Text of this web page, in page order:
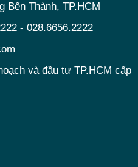
Bến Thành, TP.HCM
- 028.6656.2222
và đầu tư TP.HCM cấp